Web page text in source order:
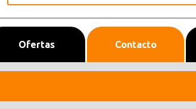
Ofertas Contacto